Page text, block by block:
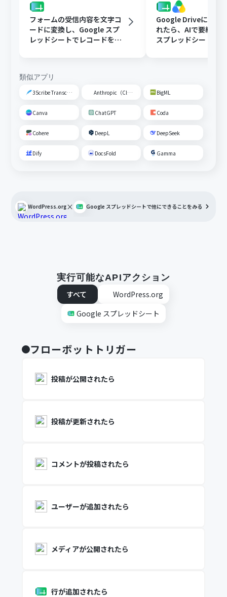
フォームの受信内容を文字コ
ードに変換し、Google スプ
レッドシートでレコードを追
Google Driveに文書
れたら、AIで要約し
スプレッドシートの
類似アプリ
3Scribe Transcription Anthropic（Claude） BigML
Canva ChatGPT Coda
Cohere DeepL DeepSeek
Dify DocsFold Gamma
WordPress.org× Google スプレッドシートで他にできることをみる
実行可能なAPIアクション
すべて
WordPress.org
Google スプレッドシート
フローボットトリガー
投稿が公開されたら
投稿が更新されたら
コメントが投稿されたら
ユーザーが追加されたら
メディアが公開されたら
行が追加されたら